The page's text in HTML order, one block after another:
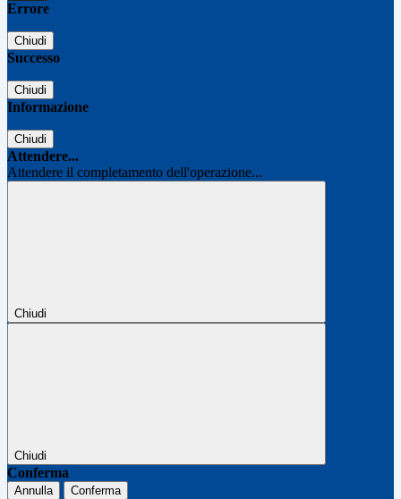
Errore
Chiudi
Successo
Chiudi
Informazione
Chiudi
Attendere...
Attendere il completamento dell'operazione...
Chiudi
Chiudi
Conferma
Annulla Conferma